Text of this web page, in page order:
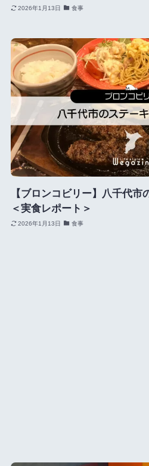
2026年1月13日 食事
【ブロンコビリー】八千代
＜実食レポート＞
2026年1月13日 食事